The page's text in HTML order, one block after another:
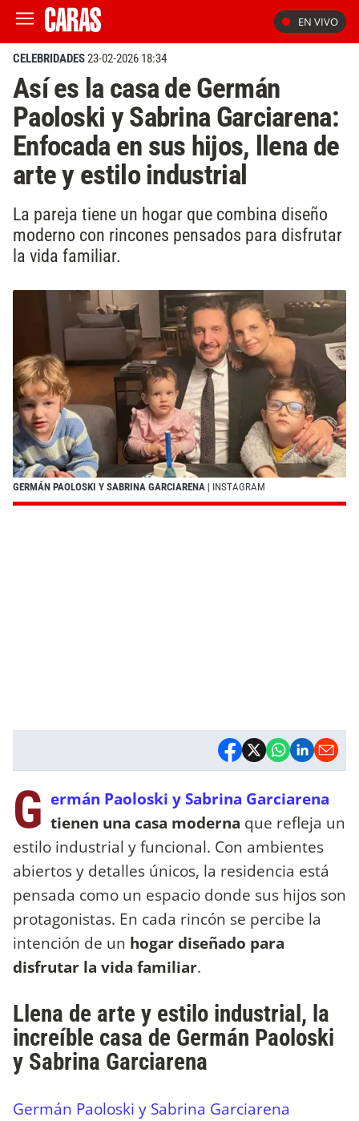
EN VIVO
CELEBRIDADES23-02-2026 18:34
Así es la casa de Germán
Paoloski y Sabrina Garciarena:
Enfocada en sus hijos, llena de
arte y estilo industrial
La pareja tiene un hogar que combina diseño
moderno con rincones pensados para disfrutar
la vida familiar.
GERMÁN PAOLOSKI Y SABRINA GARCIARENA | INSTAGRAM
G ermán Paoloski y Sabrina Garciarena
tienen una casa moderna que refleja un
estilo industrial y funcional. Con ambientes
abiertos y detalles únicos, la residencia está
pensada como un espacio donde sus hijos son
protagonistas. En cada rincón se percibe la
intención de un hogar diseñado para
disfrutar la vida familiar.
Llena de arte y estilo industrial, la
increíble casa de Germán Paoloski
y Sabrina Garciarena
Germán Paoloski y Sabrina Garciarena